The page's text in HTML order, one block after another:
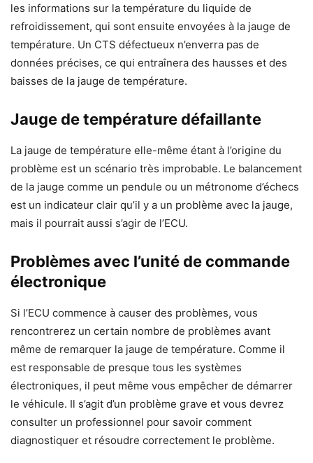
les informations sur la température du liquide de
refroidissement, qui sont ensuite envoyées à la jauge de
température. Un CTS défectueux n’enverra pas de
données précises, ce qui entraînera des hausses et des
baisses de la jauge de température.
Jauge de température défaillante
La jauge de température elle-même étant à l’origine du
problème est un scénario très improbable. Le balancement
de la jauge comme un pendule ou un métronome d’échecs
est un indicateur clair qu’il y a un problème avec la jauge,
mais il pourrait aussi s’agir de l’ECU.
Problèmes avec l’unité de commande
électronique
Si l’ECU commence à causer des problèmes, vous
rencontrerez un certain nombre de problèmes avant
même de remarquer la jauge de température. Comme il
est responsable de presque tous les systèmes
électroniques, il peut même vous empêcher de démarrer
le véhicule. Il s’agit d’un problème grave et vous devrez
consulter un professionnel pour savoir comment
diagnostiquer et résoudre correctement le problème.